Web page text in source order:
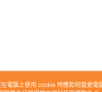
電腦上使用 cookie 時應如何變更電